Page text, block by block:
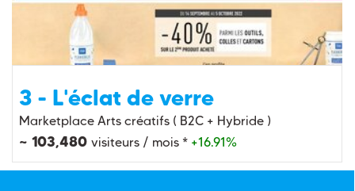
3 - L'éclat de verre
Marketplace Arts créatifs ( B2C + Hybride )
~ 103,480 visiteurs / mois * +16.91%